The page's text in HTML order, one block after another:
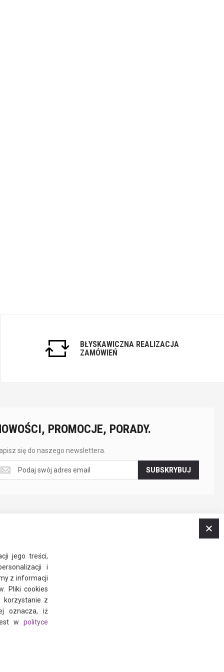
BŁYSKAWICZNA REALIZACJA
ZAMÓWIEŃ
PROMOCJE, PORADY.
się do naszego newslettera.
SUBSKRYBUJ
jego treści,
i
z informacji
Pliki cookies
korzystanie z
oznacza, iż
w polityce